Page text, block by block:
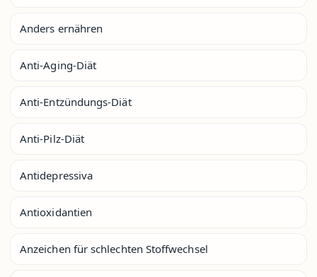
Anders ernähren
Anti-Aging-Diät
Anti-Entzündungs-Diät
Anti-Pilz-Diät
Antidepressiva
Antioxidantien
Anzeichen für schlechten Stoffwechsel